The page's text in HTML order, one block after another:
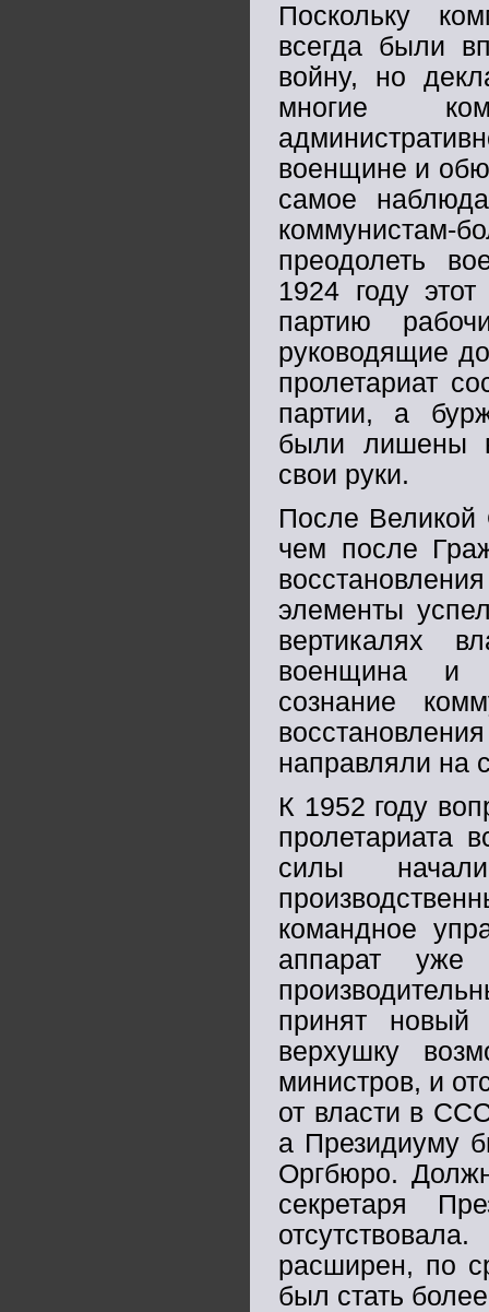
Поскольку
всегда были
войну, но
многие
военщине и
самое
коммунистам-
преодолеть
1924 году
партию
руководящие
пролетариат
партии, а
были лишены
свои руки.
После Великой
чем после
элементы
вертикалях
военщина и
сознание
направляли на
К 1952 году
пролетариата
силы
командное
аппарат уже
принят новый
верхушку
министров, и
от власти в
а Президиуму
Оргбюро.
секретаря
расширен, по
был стать